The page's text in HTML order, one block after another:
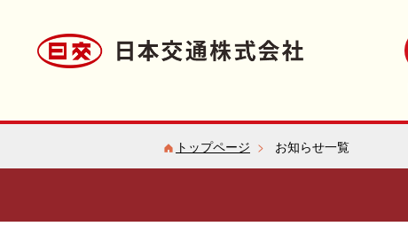
トップページ > お知らせ一覧